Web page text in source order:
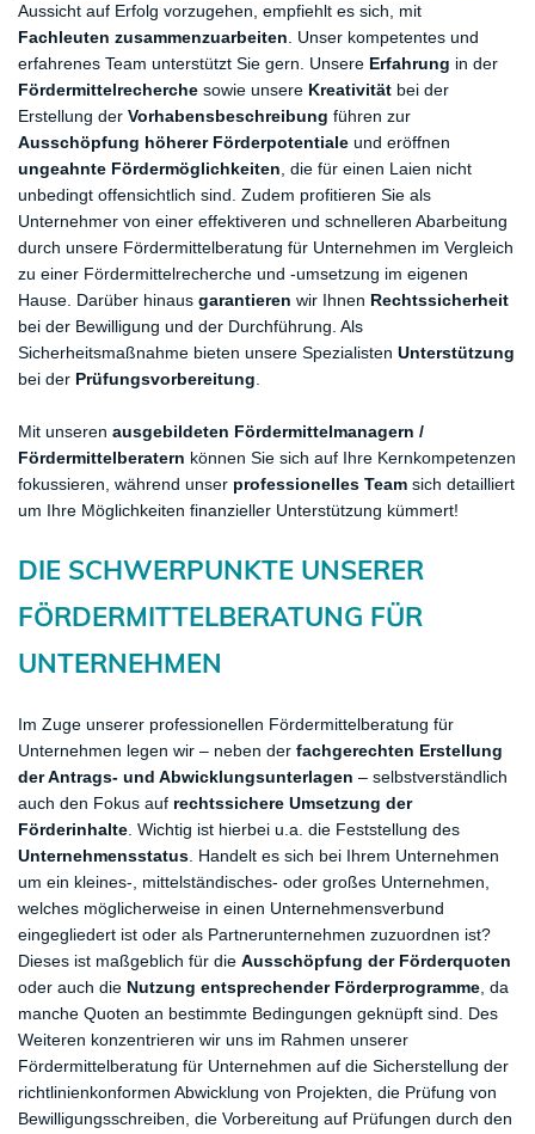
Aussicht auf Erfolg vorzugehen, empfiehlt es sich, mit
Fachleuten zusammenzuarbeiten . Unser kompetentes und
erfahrenes Team unterstützt Sie gern. Unsere Erfahrung in der
Fördermittelrecherche sowie unsere Kreativität bei der
Erstellung der Vorhabensbeschreibung führen zur
Ausschöpfung höherer Förderpotentiale und eröffnen
ungeahnte Fördermöglichkeiten , die für einen Laien nicht
unbedingt offensichtlich sind. Zudem profitieren Sie als
Unternehmer von einer effektiveren und schnelleren Abarbeitung
durch unsere Fördermittelberatung für Unternehmen im Vergleich
zu einer Fördermittelrecherche und -umsetzung im eigenen
Hause. Darüber hinaus garantieren wir Ihnen Rechtssicherheit
bei der Bewilligung und der Durchführung. Als
Sicherheitsmaßnahme bieten unsere Spezialisten Unterstützung
bei der Prüfungsvorbereitung
Mit unseren ausgebildeten Fördermittelmanagern /
Fördermittelberatern können Sie sich auf Ihre Kernkompetenzen
fokussieren, während unser professionelles Team sich detailliert
um Ihre Möglichkeiten finanzieller Unterstützung kümmert!
DIE SCHWERPUNKTE UNSERER
FÖRDERMITTELBERATUNG FÜR
UNTERNEHMEN
Im Zuge unserer professionellen Fördermittelberatung für
Unternehmen legen wir – neben der fachgerechten Erstellung
der Antrags- und Abwicklungsunterlagen – selbstverständlich
auch den Fokus auf rechtssichere Umsetzung der
Förderinhalte . Wichtig ist hierbei u.a. die Feststellung des
Unternehmensstatus . Handelt es sich bei Ihrem Unternehmen
um ein kleines-, mittelständisches- oder großes Unternehmen,
welches möglicherweise in einen Unternehmensverbund
eingegliedert ist oder als Partnerunternehmen zuzuordnen ist?
Dieses ist maßgeblich für die Ausschöpfung der Förderquoten
oder auch die Nutzung entsprechender Förderprogramme , da
manche Quoten an bestimmte Bedingungen geknüpft sind. Des
Weiteren konzentrieren wir uns im Rahmen unserer
Fördermittelberatung für Unternehmen auf die Sicherstellung der
richtlinienkonformen Abwicklung von Projekten, die Prüfung von
Bewilligungsschreiben, die Vorbereitung auf Prüfungen durch den